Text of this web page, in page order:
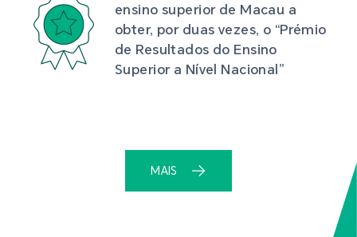
ensino superior de Macau a
obter, por duas vezes, o “Prémio
de Resultados do Ensino
Superior a Nível Nacional”
MAIS